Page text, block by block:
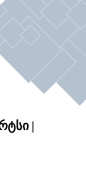
|